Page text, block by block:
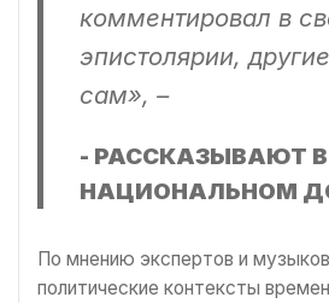
комментировал в
эпистолярии,
сам», –
- РАССКАЗЫВАЮТ В
НАЦИОНАЛЬНОМ
По мнению экспертов и
политические контексты